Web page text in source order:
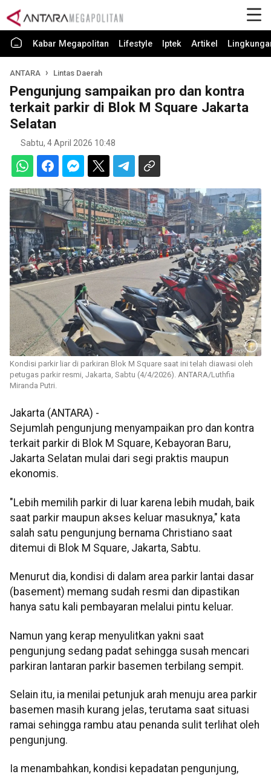
Kabar Megapolitan Lifestyle Iptek Artikel
ANTARA Lintas Daerah
Pengunjung sampaikan pro dan kontra
terkait parkir di Blok M Square Jakarta
Selatan
Sabtu, 4 April 2026 10:48
Kondisi parkir liar di parkiran Blok M Square saat ini telah diawasi oleh
petugas parkir resmi, Jakarta, Sabtu (4/4/2026). ANTARA/Luthfia
Miranda Putri.
Jakarta (ANTARA) -
Sejumlah pengunjung menyampaikan pro dan kontra
terkait parkir di Blok M Square, Kebayoran Baru,
Jakarta Selatan mulai dari segi praktis maupun
ekonomis.
"Lebih memilih parkir di luar karena lebih mudah, baik
saat parkir maupun akses keluar masuknya," kata
salah satu pengunjung bernama Christiano saat
ditemui di Blok M Square, Jakarta, Sabtu.
Menurut dia, kondisi di dalam area parkir lantai dasar
(basement) memang sudah resmi dan dipastikan
hanya satu kali pembayaran melalui pintu keluar.
Namun yang kerap menyulitkan yakni saat
pengunjung sedang padat sehingga susah mencari
parkiran lantaran parkir basemen terbilang sempit.
Selain itu, ia menilai petunjuk arah menuju area parkir
basemen masih kurang jelas, terutama saat situasi
ramai sehingga rambu atau penanda sulit terlihat oleh
pengunjung.
Ia menambahkan, kondisi kepadatan pengunjung,